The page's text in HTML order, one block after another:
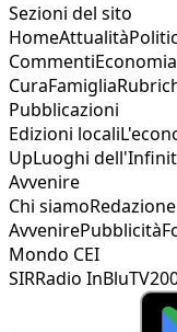
Sezioni del sito
HomeAttualità
CommentiEconomia
CuraFamiglia
Pubblicazioni
Edizioni locali
UpLuoghi
Avvenire
Chi siamoRedazione
AvvenirePubblicità
Mondo CEI
SIRRadio InBlu